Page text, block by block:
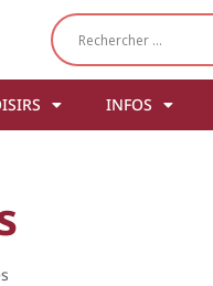
INFOS